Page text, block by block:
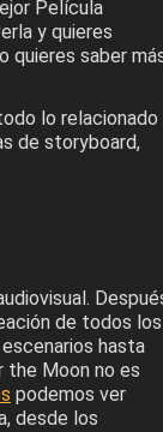
Película
y quieres
quieres saber
lo relacionado
de storyboard,
de todos los
hasta
the Moon no es
podemos ver
desde los